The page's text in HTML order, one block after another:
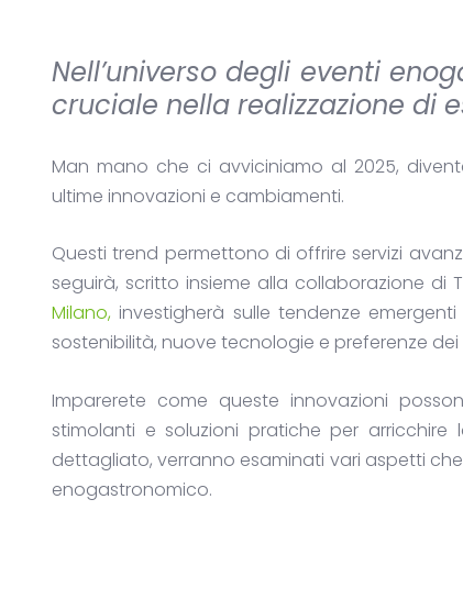
Nell’universo degli eventi
cruciale nella realizzazione di
Man mano che ci avviciniamo al 2025,
ultime innovazioni e cambiamenti.
Questi trend permettono di offrire servizi
seguirà, scritto insieme alla collaborazione di
Milano, investigherà sulle tendenze
sostenibilità, nuove tecnologie e preferenze
Imparerete come queste innovazioni
stimolanti e soluzioni pratiche per
dettagliato, verranno esaminati vari aspetti
enogastronomico.